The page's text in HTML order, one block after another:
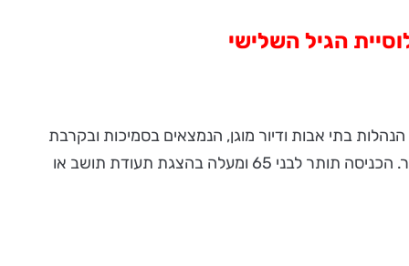
הגיל השלישי
בתי אבות ודיור מוגן, הנמצאים בסמיכות ובקרבת
מקום לסניפי רשת טיב טעם. הפעילות תחל בשלושה סניפים מובילים, החל מיום שני ה- 18 למאי, בין השעות 8:00 ל 9:00 בבוקר. הכניסה תותר לבני 65 ומעלה בהצגת תעודת תושב או